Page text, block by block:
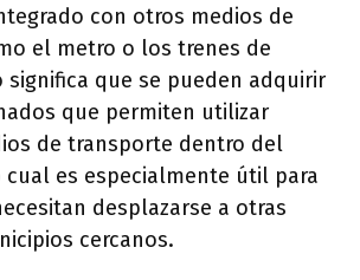
con otros medios de
el metro o los trenes de
significa que se pueden adquirir
que permiten utilizar
de transporte dentro del
cual es especialmente útil para
desplazarse a otras
cercanos.